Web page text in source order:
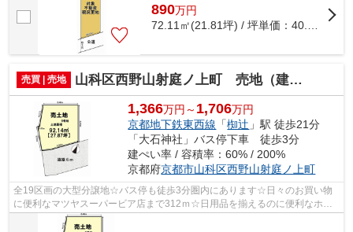
890万円
72.11㎡(21.81坪) / 坪単価：40.81 万円
売買 | 売地 山科区西野山射庭ノ上町 売地（建築条件付き）
1,366万円～ 1,706万円
京都地下鉄東西線 「椥辻 」駅 徒歩21分
「大石神社」バス停下車 徒歩3分
建ぺい率 / 容積率：60% / 200%
京都府京都市山科区西野山射庭ノ上町
全19区画の大型分譲地☆バス停も徒歩3分圏内にあります☆日々のお買い物
に便利なマツヤスーパービア店まで312ｍ☆日用品を揃えるのに便利なホー
ムセンター「コーナン西野山店」まで、312m...